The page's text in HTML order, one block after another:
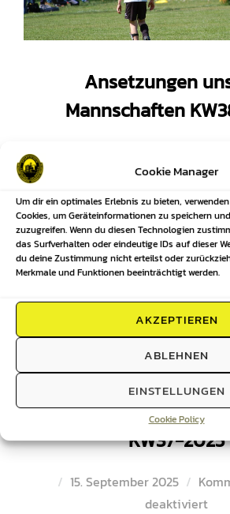
Cookie Manager
Um dir ein optimales Erlebnis zu bieten,
Cookies, um Geräteinformationen zu speichern
zuzugreifen. Wenn du diesen Technologien
das Surfverhalten oder eindeutige IDs auf dieser
du deine Zustimmung nicht erteilst oder
Merkmale und Funktionen beeinträchtigt werden.
AKZEPTIEREN
ABLEHNEN
EINSTELLUNGEN
Cookie Policy
Ansetzungen
Mannschaften
deaktiviert
Ergebnisse unserer
KW37-2025
Veröffentlicht
15. September 2025
deaktiviert